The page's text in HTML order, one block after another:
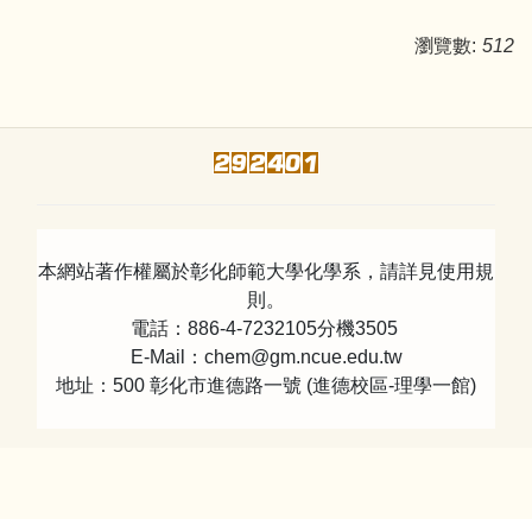
瀏覽數: 512
本網站著作權屬於彰化師範大學化學系，請詳見使用規
則。
電話：886-4-7232105分機3505
E-Mail：chem@gm.ncue.edu.tw
地址：500 彰化市進德路一號 (進德校區-理學一館)